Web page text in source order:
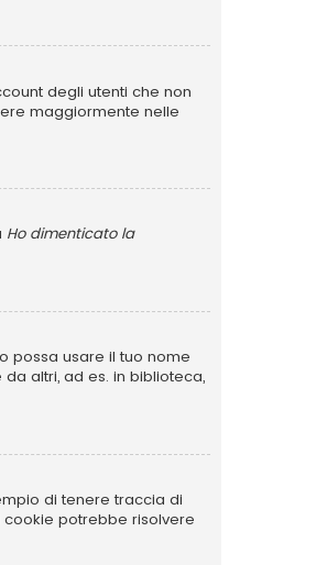
degli utenti che non
maggiormente nelle
Ho dimenticato la
possa usare il tuo nome
altri, ad es. in biblioteca,
di tenere traccia di
cookie potrebbe risolvere